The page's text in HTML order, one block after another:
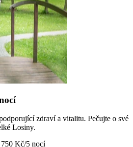
zdraví a vitalitu. Pečujte o své
Losiny.
Kč/5 nocí